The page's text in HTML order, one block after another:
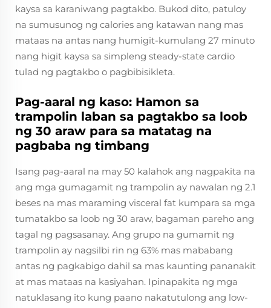
kaysa sa karaniwang pagtakbo. Bukod dito, patuloy
na sumusunog ng calories ang katawan nang mas
mataas na antas nang humigit-kumulang 27 minuto
nang higit kaysa sa simpleng steady-state cardio
tulad ng pagtakbo o pagbibisikleta.
Pag-aaral ng kaso: Hamon sa
trampolin laban sa pagtakbo sa loob
ng 30 araw para sa matatag na
pagbaba ng timbang
Isang pag-aaral na may 50 kalahok ang nagpakita na
ang mga gumagamit ng trampolin ay nawalan ng 2.1
beses na mas maraming visceral fat kumpara sa mga
tumatakbo sa loob ng 30 araw, bagaman pareho ang
tagal ng pagsasanay. Ang grupo na gumamit ng
trampolin ay nagsilbi rin ng 63% mas mababang
antas ng pagkabigo dahil sa mas kaunting pananakit
at mas mataas na kasiyahan. Ipinapakita ng mga
natuklasang ito kung paano nakatutulong ang low-